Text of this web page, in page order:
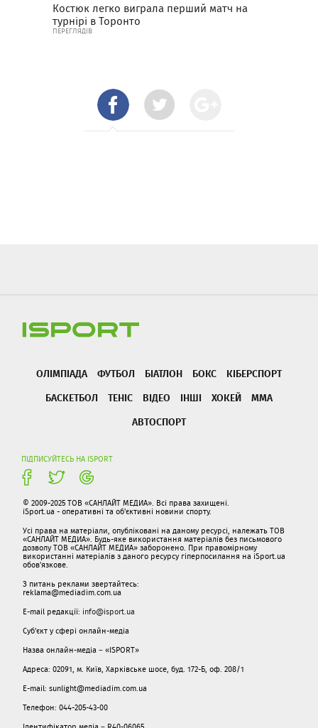
Костюк легко виграла перший матч на
турнірі в Торонто
ПЕРЕГЛЯДІВ
ОЛІМПІАДА ФУТБОЛ БІАТЛОН БОКС
КІБЕРСПОРТ
БАСКЕТБОЛ
ТЕНІС ВІДЕО ІНШІ ХОКЕЙ
ММА
АВТОСПОРТ
ПІДПИСУЙТЕСЬ НА ISPORT
© 2009-2025 ТОВ «САНЛАЙТ МЕДИА». Всі права захищені.
iSport.ua - оперативні та об'єктивні новини спорту.
Усі права на матеріали, опубліковані на даному ресурсі, належать ТОВ
«САНЛАЙТ МЕДИА». Будь-яке використання матеріалів без письмового
дозволу ТОВ «САНЛАЙТ МЕДИА» заборонено. При правомірному
використанні матеріалів з даного ресурсу гіперпосилання на iSport.ua
обов'язкове.
З питань реклами звертайтесь:
reklama@mediadim.com.ua
E-mail редакції: info@isport.ua
Суб'єкт у сфері онлайн-медіа
Назва онлайн-медіа – «ISPORT»
Адреса: 02091, м. Київ, Харківське шосе, буд. 172-Б, оф. 208/1
E-mail: sunlight@mediadim.com.ua
Телефон: 044-205-43-00